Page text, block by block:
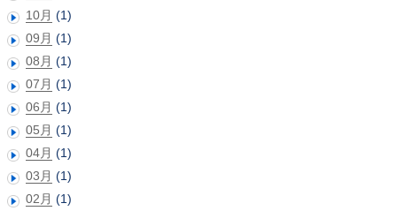
10月 (1)
09月 (1)
08月 (1)
07月 (1)
06月 (1)
05月 (1)
04月 (1)
03月 (1)
02月 (1)